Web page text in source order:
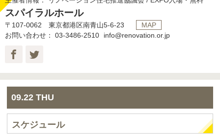
スパイラルホール
〒107-0062 東京都港区南青山5-6-23
MAP
お問い合わせ： 03-3486-2510 info@renovation.or.jp
09.22 THU
スケジュール